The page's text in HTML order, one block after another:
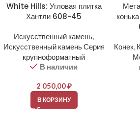
White Hills: Угловая плитка
Хантли 608-45
Искусственный камень,
Искусственный камень Серия
крупноформатный
В наличии
2 050,00₽
В КОРЗИНУ
Конек,